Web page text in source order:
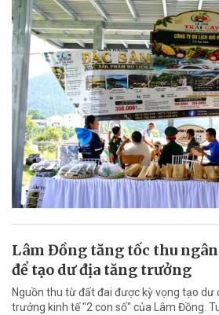
Lâm Đồng tăng tốc thu
để tạo dư địa tăng trưởng
Nguồn thu từ đất đai được kỳ vọng tạo dư
trưởng kinh tế "2 con số" của Lâm Đồng.